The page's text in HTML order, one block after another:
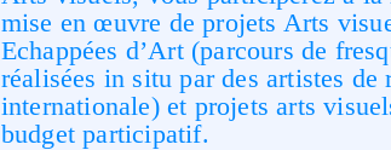
mise en œuvre de projets Arts
Echappées d’Art (parcours de
réalisées in situ par des artistes de
internationale) et projets arts
budget participatif.